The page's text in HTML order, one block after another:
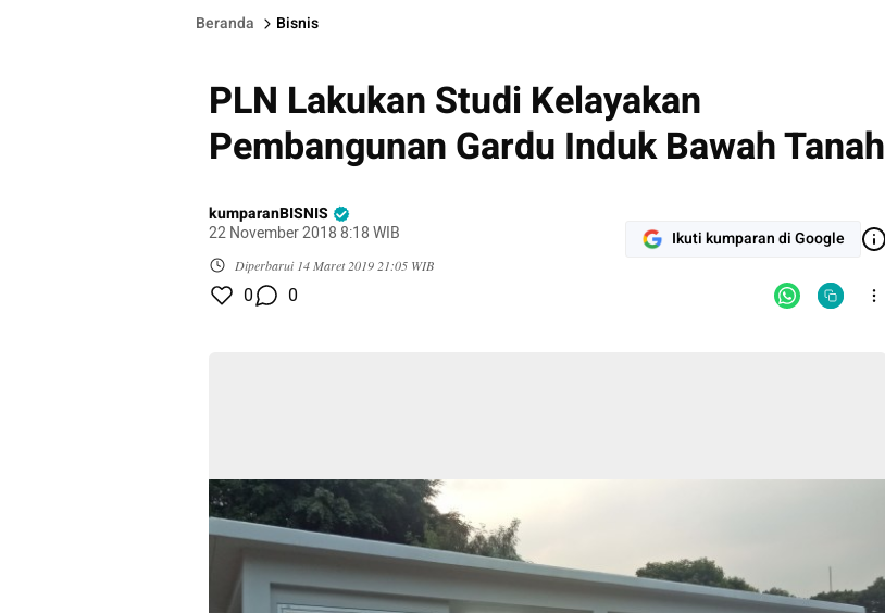
Beranda Bisnis
PLN Lakukan Studi Kelayakan
Pembangunan Gardu Induk Bawah Tanah
kumparanBISNIS
22 November 2018 8:18 WIB
Diperbarui 14 Maret 2019 21:05 WIB
Ikuti kumparan di Google
0 0